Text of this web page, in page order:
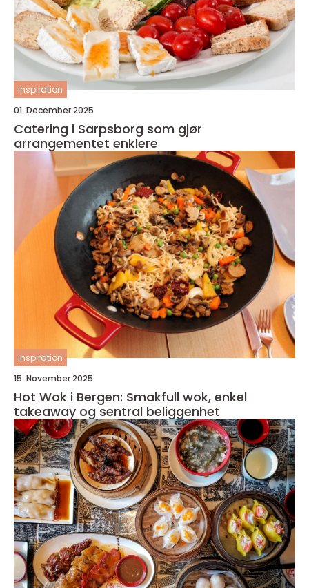
inspiration
01. December 2025
Catering i Sarpsborg som gjør
arrangementet enklere
inspiration
15. November 2025
Hot Wok i Bergen: Smakfull wok, enkel
takeaway og sentral beliggenhet